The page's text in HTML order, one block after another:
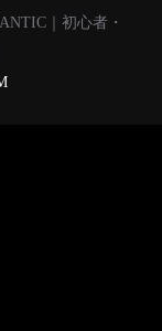
｜初心者・